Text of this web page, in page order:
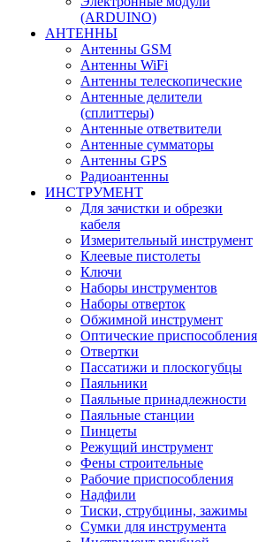
(ARDUINO)
АНТЕННЫ
Антенны GSM
Антенны WiFi
Антенны телескопические
Антенные делители
(сплиттеры)
Антенные ответвители
Антенные сумматоры
Антенны GPS
Радиоантенны
ИНСТРУМЕНТ
Для зачистки и обрезки
кабеля
Измерительный инструмент
Клеевые пистолеты
Ключи
Наборы инструментов
Наборы отверток
Обжимной инструмент
Оптические приспособления
Отвертки
Пассатижи и плоскогубцы
Паяльники
Паяльные принадлежности
Паяльные станции
Пинцеты
Режущий инструмент
Фены строительные
Рабочие приспособления
Надфили
Тиски, струбцины, зажимы
Сумки для инструмента